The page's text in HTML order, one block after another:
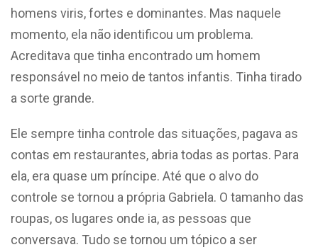
homens viris, fortes e dominantes. Mas naquele
momento, ela não identificou um problema.
Acreditava que tinha encontrado um homem
responsável no meio de tantos infantis. Tinha tirado
a sorte grande.
Ele sempre tinha controle das situações, pagava as
contas em restaurantes, abria todas as portas. Para
ela, era quase um príncipe. Até que o alvo do
controle se tornou a própria Gabriela. O tamanho das
roupas, os lugares onde ia, as pessoas que
conversava. Tudo se tornou um tópico a ser